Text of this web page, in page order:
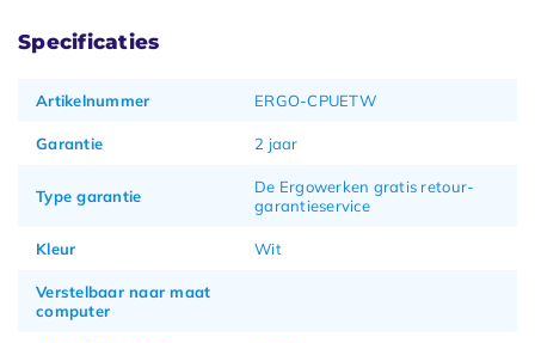
Specificaties
Artikelnummer ERGO-CPUETW
Garantie 2 jaar
Type garantie
De Ergowerken gratis retour-
garantieservice
Kleur Wit
Verstelbaar naar maat
computer